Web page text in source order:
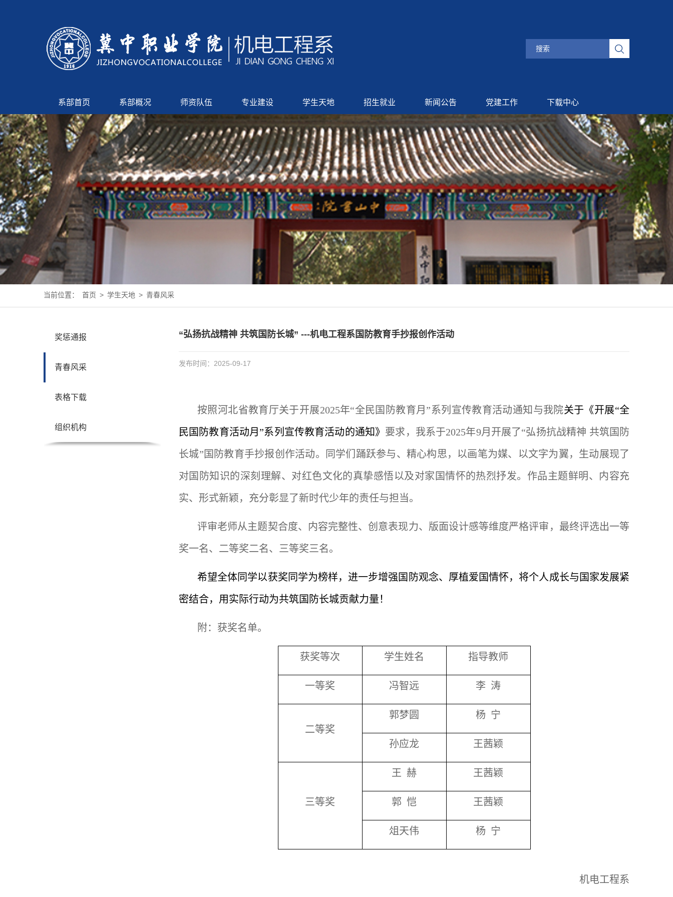
系部首页 系部概况 师资队伍 专业建设 学生天地 招生就业 新闻公告 党建工作 下载中心
首页轮播图 论坛
当前位置： 首页 > 学生天地 > 青春风采
奖惩通报
青春风采
表格下载
组织机构
“弘扬抗战精神 共筑国防长城” ---机电工程系国防教育手抄报创作活动
发布时间：2025-09-17
按照河北省教育厅关于开展2025年“全民国防教育月”系列宣传教育活动通知与我院关于《开展“全
民国防教育活动月”系列宣传教育活动的通知》 要求，我系于2025年9月开展了“弘扬抗战精神 共筑国防
长城”国防教育手抄报创作活动。同学们踊跃参与、精心构思，以画笔为媒、以文字为翼，生动展现了
对国防知识的深刻理解、对红色文化的真挚感悟以及对家国情怀的热烈抒发。作品主题鲜明、内容充
实、形式新颖，充分彰显了新时代少年的责任与担当。
评审老师从主题契合度、内容完整性、创意表现力、版面设计感等维度严格评审，最终评选出一等
奖一名、二等奖二名、三等奖三名。
希望全体同学以获奖同学为榜样，进一步增强国防观念、厚植爱国情怀，将个人成长与国家发展紧
密结合，用实际行动为共筑国防长城贡献力量！
附：获奖名单。
获奖等次 学生姓名 指导教师
一等奖 冯智远 李 涛
二等奖
郭梦圆 杨 宁
孙应龙 王茜颖
三等奖
王 赫 王茜颖
郭 恺 王茜颖
俎天伟 杨 宁
机电工程系